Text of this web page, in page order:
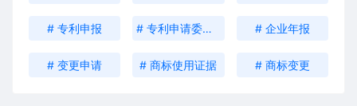
# 专利申报 # 专利申请委托书 # 企业年报
# 变更申请 # 商标使用证据 # 商标变更